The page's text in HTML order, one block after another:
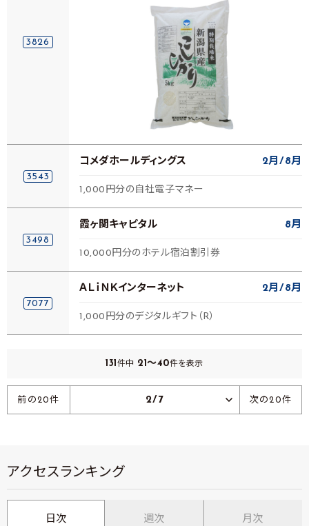
3826
3543
コメダホールディングス 2月 8月
1,000円分の自社電子マネー
3498
霞ヶ関キャピタル 8月
10,000円分のホテル宿泊割引券
7077
ＡＬｉＮＫインターネット 2月 8月
1,000円分のデジタルギフト（R）
131 件中 21～40件を表示
前の20件 2/7 次の20件
アクセスランキング
日次 週次 月次